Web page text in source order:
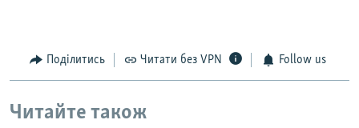
Поділитись Читати без VPN Follow us
Читайте також